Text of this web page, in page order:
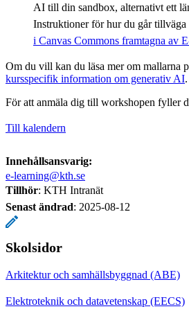
AI till din sandbox, alternativt ett
Instruktioner för hur du går
i Canvas Commons framtagna av
Om du vill kan du läsa mer om mallarna
kursspecifik information om generativ AI.
För att anmäla dig till workshopen fyller
Till kalendern
Innehållsansvarig:
e-learning@kth.se
Tillhör: KTH Intranät
Senast ändrad: 2025-08-12
Skolsidor
Arkitektur och samhällsbyggnad (ABE)
Elektroteknik och datavetenskap (EECS)